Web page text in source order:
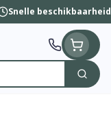
Snelle beschikbaarheid
Zoek